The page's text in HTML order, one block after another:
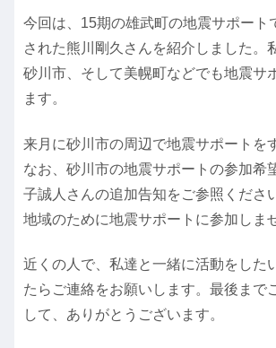
今回は、15期の雄武町の地震サポート
された熊川剛久さんを紹介しました。
砂川市、そして美幌町などでも地震サ
ます。
来月に砂川市の周辺で地震サポートを
なお、砂川市の地震サポートの参加希
子誠人さんの追加告知をご参照くださ
地域のために地震サポートに参加しま
近くの人で、私達と一緒に活動をした
たらご連絡をお願いします。最後まで
して、ありがとうございます。